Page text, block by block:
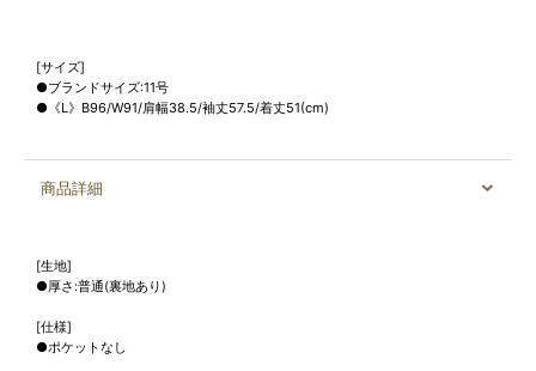
[サイズ]
●ブランドサイズ:11号
●《L》B96/W91/肩幅38.5/袖丈57.5/着丈51(cm)
商品詳細
[生地]
●厚さ:普通(裏地あり)
[仕様]
●ポケットなし